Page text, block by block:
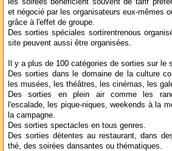
et négocié par les organisateurs eux-mêmes
grâce à l'effet de groupe.
Des sorties spéciales sortirentrenous
site peuvent aussi être organisées.
Il y a plus de 100 catégories de sorties sur le
Des sorties dans le domaine de la culture
les musées, les théâtres, les cinémas, les
Des sorties en plein air comme les
l'escalade, les pique-niques, weekends à la
la campagne.
Des sorties spectacles en tous genres.
Des sorties détentes au restaurant, dans
thé, des soirées dansantes ou thématiques.